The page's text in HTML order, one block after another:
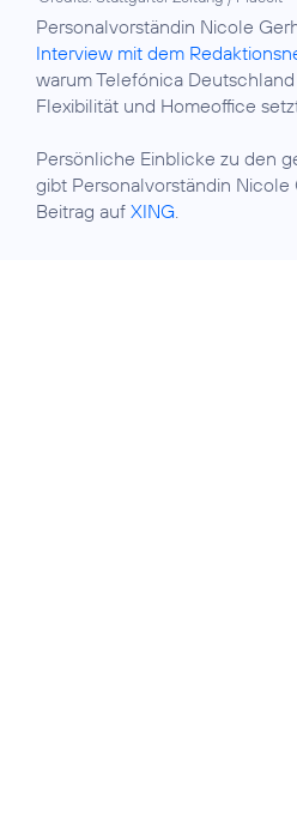
Personalvorständin Nicole
Interview mit dem
warum Telefónica
Flexibilität und Homeoffice
Persönliche Einblicke zu den
gibt Personalvorständin Nicole
Beitrag auf XING.